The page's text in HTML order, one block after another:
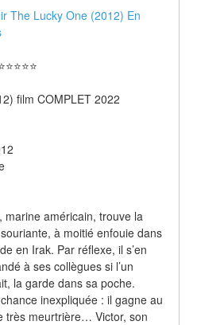
The Lucky One (2012) En
film COMPLET 2022
américain, trouve la
à moitié enfouie dans
en Irak. Par réflexe, il s’en
à ses collègues si l’un
la garde dans sa poche.
inexpliquée : il gagne au
très meurtrière… Victor, son